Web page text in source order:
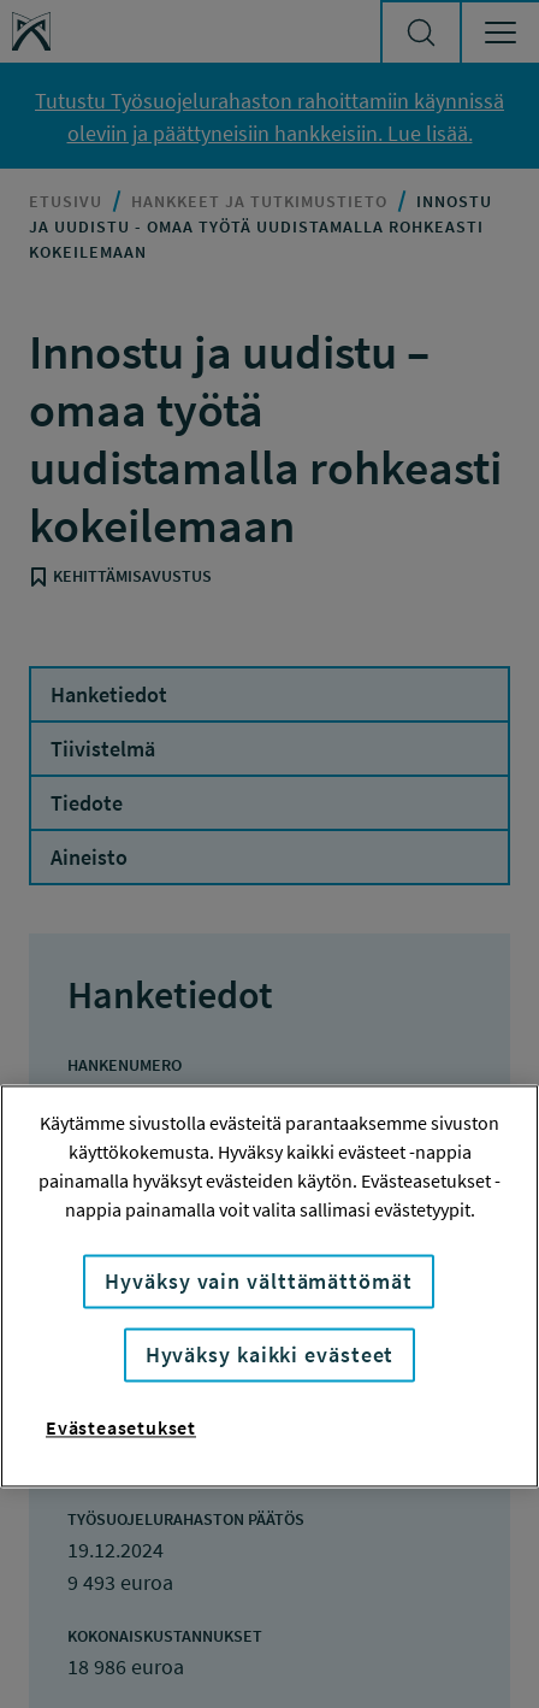
Siirry sisältöön
Työsuojelurahasto
Tutustu Työsuojelurahaston rahoittamiin käynnissä
oleviin ja päättyneisiin hankkeisiin. Lue lisää.
ETUSIVU HANKKEET JA TUTKIMUSTIETO
INNOSTU
JA UUDISTU - OMAA TYÖTÄ UUDISTAMALLA ROHKEASTI
KOKEILEMAAN
Innostu ja uudistu –
omaa työtä
uudistamalla rohkeasti
kokeilemaan
KEHITTÄMISAVUSTUS
Hanketiedot
Tiivistelmä
Tiedote
Aineisto
Hanketiedot
HANKENUMERO
240461
HAKIJA
Limingan kunta
Avartajat Oy
Kaisa Salmu
kaisa.salmu@liminka.fi
TOTEUTUSAIKA
TYÖSUOJELURAHASTON PÄÄTÖS
19.12.2024
9 493 euroa
KOKONAISKUSTANNUKSET
18 986 euroa
Käytämme sivustolla evästeitä parantaaksemme sivuston
käyttökokemusta. Hyväksy kaikki evästeet -nappia
painamalla hyväksyt evästeiden käytön. Evästeasetukset -
nappia painamalla voit valita sallimasi evästetyypit.
Hyväksy vain välttämättömät
Hyväksy kaikki evästeet
Evästeasetukset